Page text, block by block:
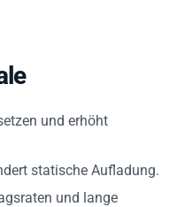
und erhöht
statische Aufladung.
und lange